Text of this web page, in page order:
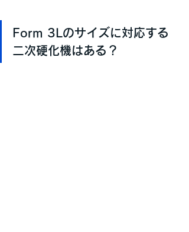
Form 3Lのサイズに対応する
二次硬化機はある？